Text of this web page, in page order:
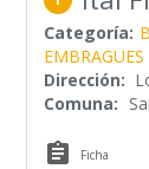
Categoría:
EMBRAGUES
Dirección:
Comuna:
 Ficha